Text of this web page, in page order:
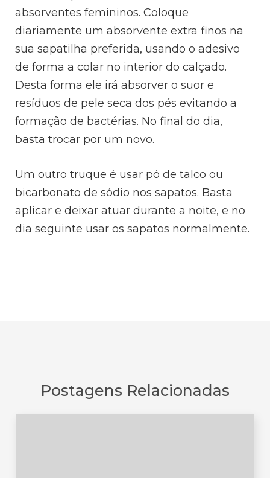
absorventes femininos. Coloque
diariamente um absorvente extra finos na
sua sapatilha preferida, usando o adesivo
de forma a colar no interior do calçado.
Desta forma ele irá absorver o suor e
resíduos de pele seca dos pés evitando a
formação de bactérias. No final do dia,
basta trocar por um novo.
Um outro truque é usar pó de talco ou
bicarbonato de sódio nos sapatos. Basta
aplicar e deixar atuar durante a noite, e no
dia seguinte usar os sapatos normalmente.
Postagens Relacionadas